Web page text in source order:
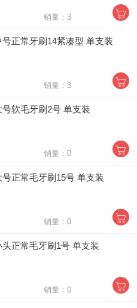
销量：3
正常牙刷14紧凑型 单支装
销量：3
软毛牙刷2号 单支装
销量：0
正常毛牙刷15号 单支装
销量：0
正常毛牙刷1号 单支装
销量：0